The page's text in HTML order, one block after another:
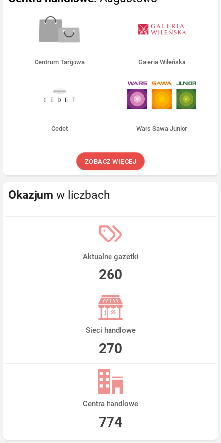
Centrum Targowa Galeria Wileńska
Cedet Wars Sawa Junior
ZOBACZ WIĘCEJ
Okazjum w liczbach
Aktualne gazetki
260
Sieci handlowe
270
Centra handlowe
774